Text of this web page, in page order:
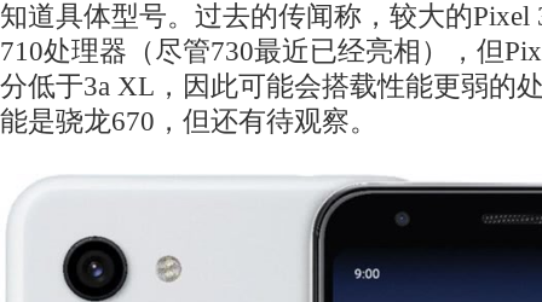
知道具体型号。过去的传闻称，较大的Pixel
710处理器（尽管730最近已经亮相），但
分低于3a XL，因此可能会搭载性能更弱的
能是骁龙670，但还有待观察。